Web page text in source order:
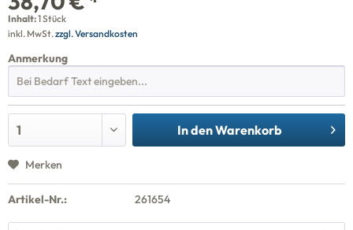
Inhalt:1 Stück
inkl. MwSt.zzgl. Versandkosten
Anmerkung
In denWarenkorb
Merken
Artikel-Nr.: 261654